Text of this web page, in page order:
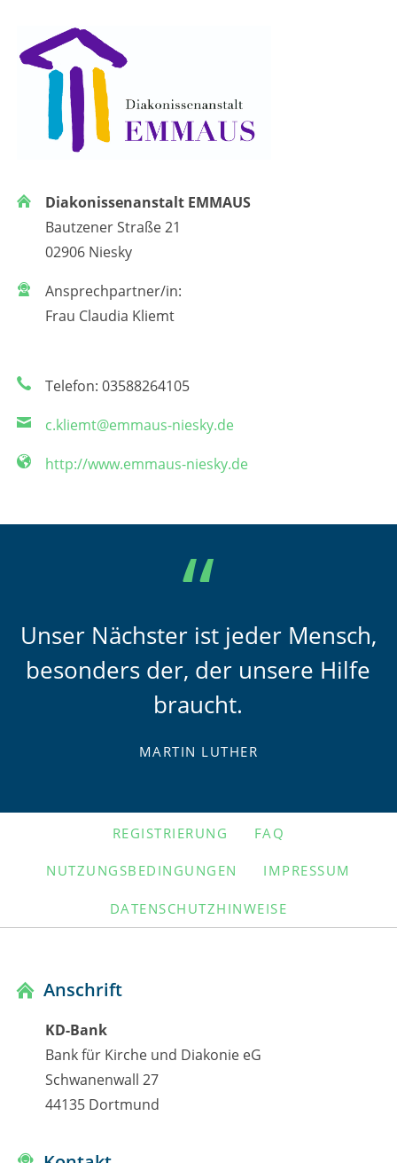
Diakonissenanstalt EMMAUS
Bautzener Straße 21
02906 Niesky
Ansprechpartner/in:
Frau Claudia Kliemt
Telefon: 03588264105
c.kliemt@emmaus-niesky.de
http://www.emmaus-niesky.de
Unser Nächster ist jeder Mensch,
besonders der, der unsere Hilfe
braucht.
MARTIN LUTHER
NAVIGATION
REGISTRIERUNG FAQ
NUTZUNGSBEDINGUNGEN IMPRESSUM
DATENSCHUTZHINWEISE
Anschrift
KD-Bank
Bank für Kirche und Diakonie eG
Schwanenwall 27
44135 Dortmund